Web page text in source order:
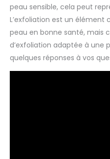
peau sensible, cela peut
L’exfoliation est un élément
peau en bonne santé, mais
d’exfoliation adaptée à une
quelques réponses à vos